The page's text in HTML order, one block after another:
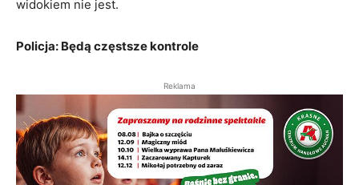
widokiem nie jest.
Policja: Będą częstsze kontrole
Reklama